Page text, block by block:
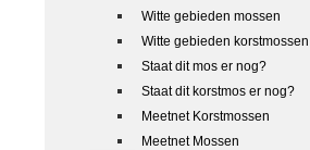
Witte gebieden mossen
Witte gebieden korstmossen
Staat dit mos er nog?
Staat dit korstmos er nog?
Meetnet Korstmossen
Meetnet Mossen